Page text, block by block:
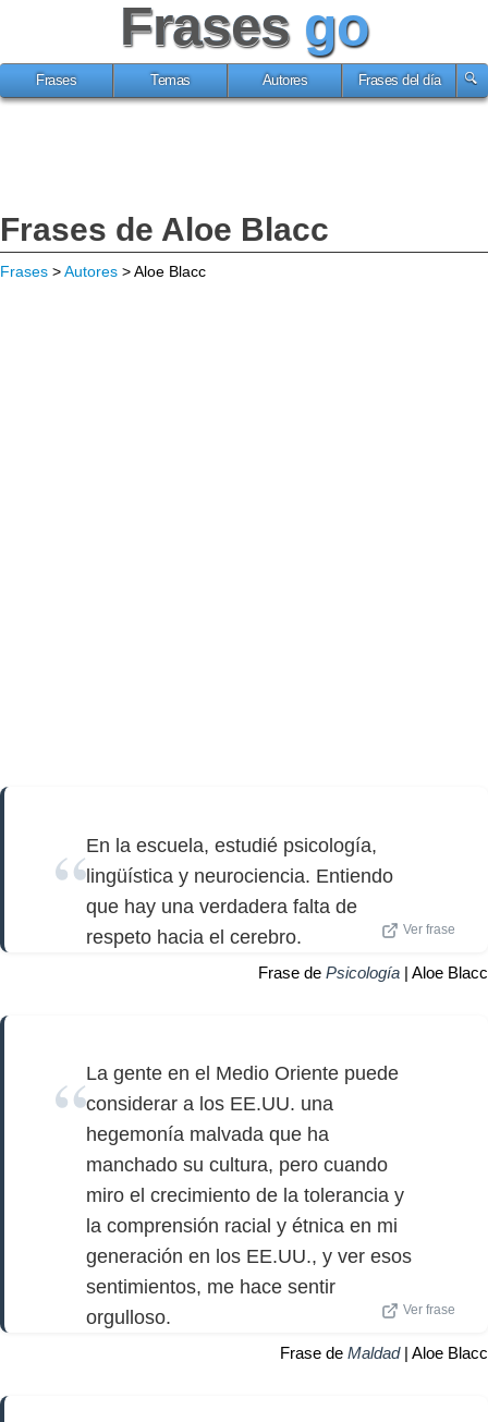
Frases go
Frases Temas Autores Frases del día
Frases de Aloe Blacc
Frases >Autores > Aloe Blacc
En la escuela, estudié psicología,
lingüística y neurociencia. Entiendo
que hay una verdadera falta de
respeto hacia el cerebro.
Ver frase
Frase de Psicología | Aloe Blacc
La gente en el Medio Oriente puede
considerar a los EE.UU. una
hegemonía malvada que ha
manchado su cultura, pero cuando
miro el crecimiento de la tolerancia y
la comprensión racial y étnica en mi
generación en los EE.UU., y ver esos
sentimientos, me hace sentir
orgulloso.
Ver frase
Frase de Maldad| Aloe Blacc